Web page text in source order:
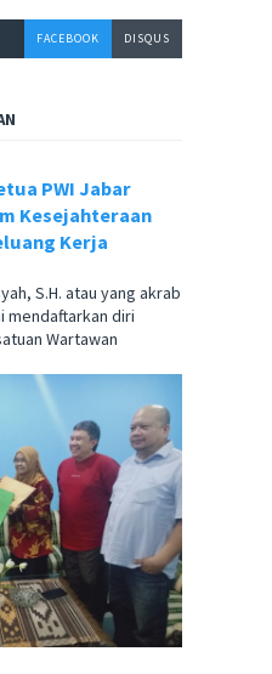
FACEBOOK DISQUS
PWI Jabar
Kesejahteraan
Kerja
S.H. atau yang akrab
mendaftarkan diri
Wartawan